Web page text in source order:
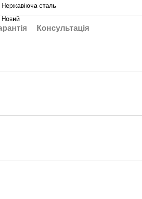
Нержавіюча сталь
Новий
Консультація